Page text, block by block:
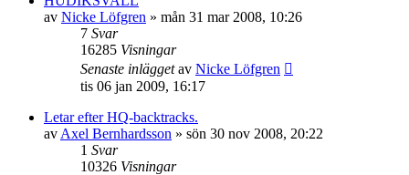
av Nicke Löfgren » mån 31 mar 2008, 10:26
7 Svar
16285 Visningar
Senaste inläggetav Nicke Löfgren
tis 06 jan 2009, 16:17
Letar efter HQ-backtracks.
av Axel Bernhardsson » sön 30 nov 2008, 20:22
1 Svar
10326 Visningar